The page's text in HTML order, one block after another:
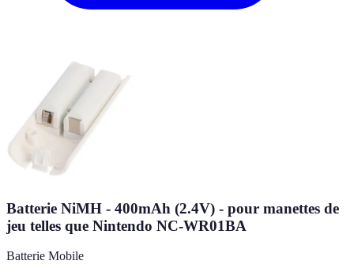
Batterie NiMH - 400mAh (2.4V) - pour manettes de
jeu telles que Nintendo NC-WR01BA
Batterie Mobile